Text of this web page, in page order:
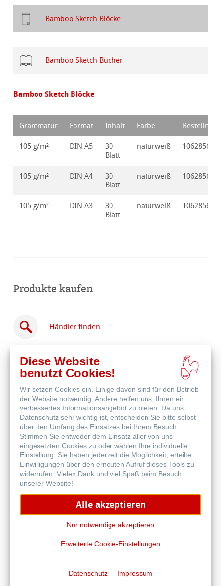
Bamboo Sketch Blöcke
Bamboo Sketch Bücher
Bamboo Sketch Blöcke
Grammatur Format Inhalt Farbe Bestellnr.
105 g/m² DIN A5
30
Blatt
naturweiß 10628560
105 g/m² DIN A4
30
Blatt
naturweiß 10628561
105 g/m² DIN A3
30
Blatt
naturweiß 10628562
Produkte kaufen
Händler finden
Online
kaufen
Weitere Produkte
Bamboo Mixed Media
Diese Website
benutzt Cookies!
Wir setzen Cookies ein. Einige davon sind für den Betrieb
der Website notwendig. Andere helfen uns, Ihnen ein
verbessertes Informationsangebot zu bieten. Da uns
Datenschutz sehr wichtig ist, entscheiden Sie bitte selbst
über den Umfang des Einsatzes bei Ihrem Besuch.
Stimmen Sie entweder dem Einsatz aller von uns
eingesetzten Cookies zu oder wählen Ihre individuelle
Einstellung. Sie haben jederzeit die Möglichkeit, erteilte
Einwilligungen über den erneuten Aufruf dieses Tools zu
widerrufen. Vielen Dank und viel Spaß beim Besuch
unserer Website!
Alle akzeptieren
Nur notwendige akzeptieren
Erweiterte Cookie-Einstellungen
Datenschutz Impressum